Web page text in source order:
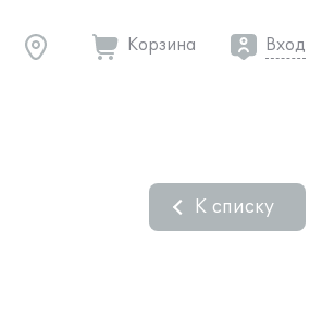
Корзина Вход
К списку